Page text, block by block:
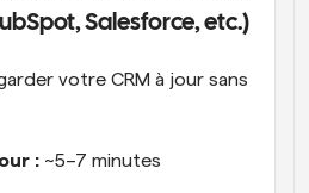
Salesforce, etc.)
votre CRM à jour sans
: ~5–7 minutes